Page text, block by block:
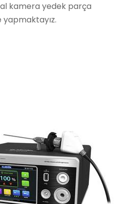
kamera yedek parça
yapmaktayız.